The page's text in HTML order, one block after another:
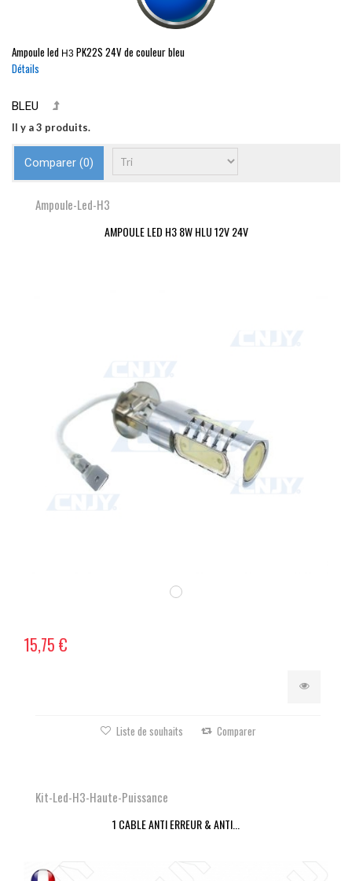
Ampoule led H3 PK22S 24V de couleur bleu
Détails
BLEU
Il y a 3 produits.
Comparer (0)
Ampoule-Led-H3
AMPOULE LED H3 8W HLU 12V 24V
15,75 €
Liste de souhaits Comparer
Kit-Led-H3-Haute-Puissance
1 CABLE ANTI ERREUR & ANTI...